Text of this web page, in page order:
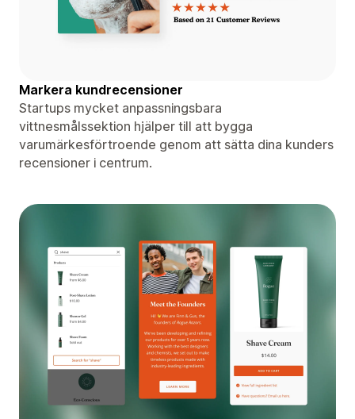
Markera kundrecensioner
Startups mycket anpassningsbara
vittnesmålssektion hjälper till att bygga
varumärkesförtroende genom att sätta dina kunders
recensioner i centrum.